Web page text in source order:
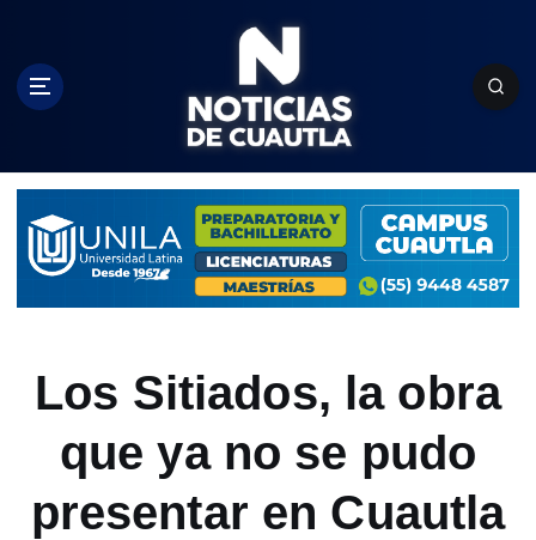
c
Los Sitiados, la obra
que ya no se pudo
presentar en Cuautla